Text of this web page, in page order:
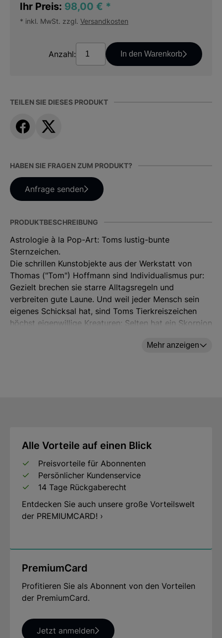
Ihr Preis: 98,00 € *
* inkl. MwSt. zzgl. Versandkosten
Anzahl: In den Warenkorb
TEILEN SIE DIESES PRODUKT
HABEN SIE FRAGEN ZUM PRODUKT?
Anfrage senden
PRODUKTBESCHREIBUNG
Astrologie à la Pop-Art: Toms lustig-bunte
Sternzeichen.
Die schrillen Kunstobjekte aus der Werkstatt von
Thomas ("Tom") Hoffmann sind Individualismus pur:
Gezielt brechen sie starre Alltagsregeln und
verbreiten gute Laune. Und weil jeder Mensch sein
eigenes Schicksal hat, sind Toms Tierkreiszeichen
höchst eigenwillige Kreaturen: Selten hat ein Skorpion
ein Löwe stolzer seine goldenbunte Mähne gezeigt.
Hersteller: ars mundi Edition Max Büchner GmbH,
Bödekerstraße 13, 30161 Hannover, Deutschland E-
Mail: info@arsmundi.de
Mehr anzeigen
Alle Vorteile auf einen Blick
Preisvorteile für Abonnenten
Persönlicher Kundenservice
14 Tage Rückgaberecht
Entdecken Sie auch unsere große Vorteilswelt
der PREMIUMCARD! ›
PremiumCard
Profitieren Sie als Abonnent von den Vorteilen
der PremiumCard.
Jetzt anmelden